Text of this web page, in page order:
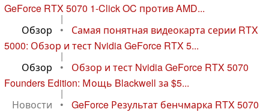
GeForce RTX 5070 1-Click OC против AMD...
|
Обзор
•
Самая понятная видеокарта серии RTX
5000: Обзор и тест Nvidia GeForce RTX 5...
|
Обзор
•
Обзор и тест Nvidia GeForce RTX 5070
Founders Edition: Мощь Blackwell за $5...
|
Новости
•
GeForce Результат бенчмарка RTX 5070